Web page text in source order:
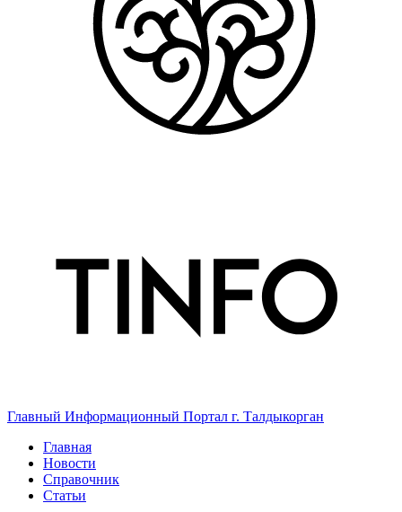
Главный Информационный Портал г. Талдыкорган
Главная
Новости
Справочник
Статьи